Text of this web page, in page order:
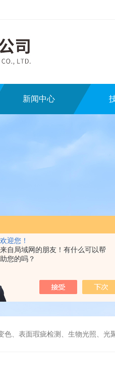
欢迎您！
来自局域网的朋友！有什么可以帮
助您的吗？
新闻中心
疵检测、生物光照、光聚合等诸多领域